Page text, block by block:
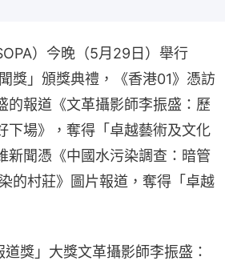
）今晚（5月29日）舉行
獎」頒獎典禮，《香港01》憑訪
的報道《文革攝影師李振盛：歷
下場》，奪得「卓越藝術及文化
新聞憑《中國水污染調查：暗管
的村莊》圖片報道，奪得「卓越
道獎」大獎文革攝影師李振盛：